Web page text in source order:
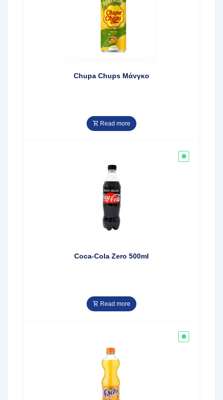
Chupa Chups Μάνγκο
Read more
Coca-Cola Zero 500ml
Read more